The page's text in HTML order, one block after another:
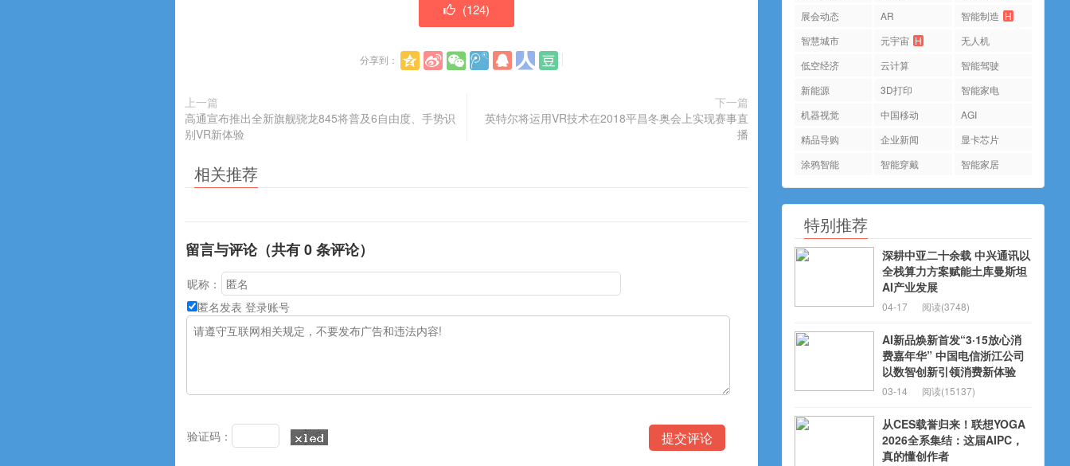
(124)
分享到：
上一篇
高通宣布推出全新旗舰骁龙845将普及6自由度、手势识
别VR新体验
下一篇
英特尔将运用VR技术在2018平昌冬奥会上实现赛事直
播
相关推荐
留言与评论（共有0条评论）
昵称：
匿名发表 登录账号
验证码：
展会动态
AR 智能制造 H
智慧城市
元宇宙 H
无人机
低空经济
云计算
智能驾驶
新能源
3D打印
智能家电
机器视觉
中国移动
AGI
精品导购
企业新闻
显卡芯片
涂鸦智能
智能穿戴 智能家居
特别推荐
深耕中亚二十余载 中兴通讯以
全栈算力方案赋能土库曼斯坦
AI产业发展
04-17 阅读(3748)
AI新品焕新首发“3·15放心消
费嘉年华” 中国电信浙江公司
以数智创新引领消费新体验
03-14 阅读(15137)
从CES载誉归来！联想YOGA
2026全系集结：这届AIPC，
真的懂创作者